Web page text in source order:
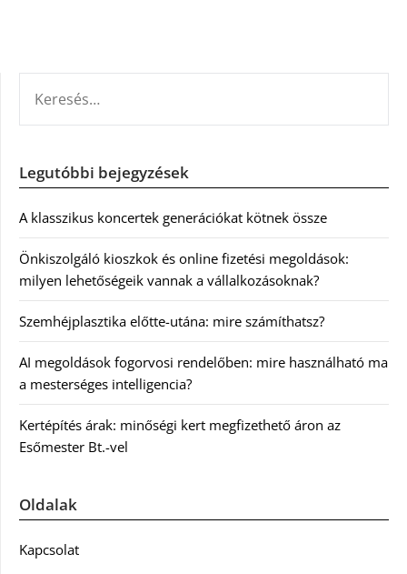
Legutóbbi bejegyzések
A klasszikus koncertek generációkat kötnek össze
Önkiszolgáló kioszkok és online fizetési megoldások:
milyen lehetőségeik vannak a vállalkozásoknak?
Szemhéjplasztika előtte-utána: mire számíthatsz?
AI megoldások fogorvosi rendelőben: mire használható ma
a mesterséges intelligencia?
Kertépítés árak: minőségi kert megfizethető áron az
Esőmester Bt.-vel
Oldalak
Kapcsolat